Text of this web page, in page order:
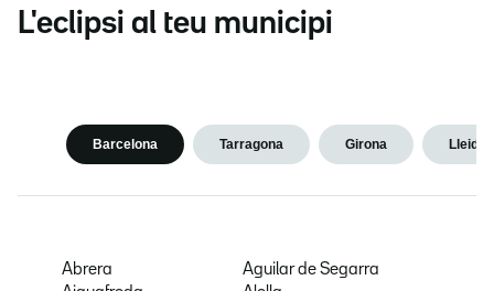
L'eclipsi al teu municipi
Barcelona Tarragona Girona Lleida
Abrera
Aguilar de Segarra